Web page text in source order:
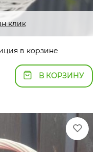
клик
в корзине
В КОРЗИНУ